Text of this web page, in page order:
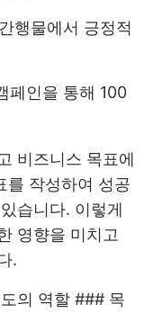
행물에서 긍정적
페인을 통해 100
비즈니스 목표에
를 작성하여 성공
습니다. 이렇게
영향을 미치고
.
의 역할 ### 목